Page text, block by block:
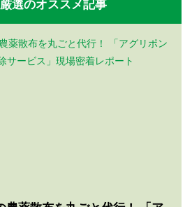
選のオススメ記事